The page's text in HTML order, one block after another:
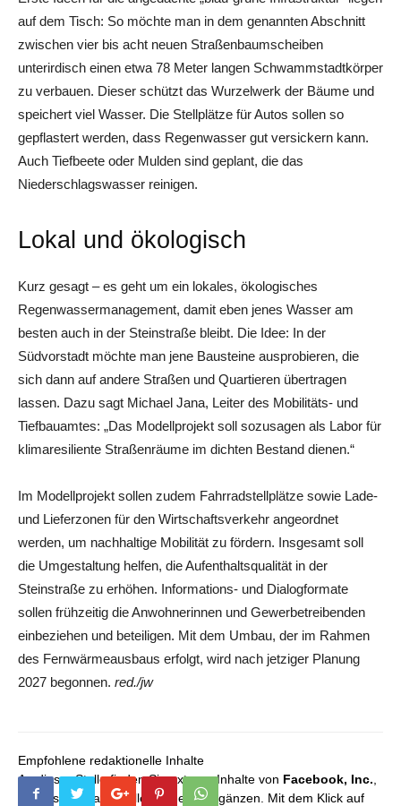
auf dem Tisch: So möchte man in dem genannten Abschnitt
zwischen vier bis acht neuen Straßenbaumscheiben
unterirdisch einen etwa 78 Meter langen Schwammstadtkörper
zu verbauen. Dieser schützt das Wurzelwerk der Bäume und
speichert viel Wasser. Die Stellplätze für Autos sollen so
gepflastert werden, dass Regenwasser gut versickern kann.
Auch Tiefbeete oder Mulden sind geplant, die das
Niederschlagswasser reinigen.
Lokal und ökologisch
Kurz gesagt – es geht um ein lokales, ökologisches
Regenwassermanagement, damit eben jenes Wasser am
besten auch in der Steinstraße bleibt. Die Idee: In der
Südvorstadt möchte man jene Bausteine ausprobieren, die
sich dann auf andere Straßen und Quartieren übertragen
lassen. Dazu sagt Michael Jana, Leiter des Mobilitäts- und
Tiefbauamtes: „Das Modellprojekt soll sozusagen als Labor für
klimaresiliente Straßenräume im dichten Bestand dienen.“
Im Modellprojekt sollen zudem Fahrradstellplätze sowie Lade-
und Lieferzonen für den Wirtschaftsverkehr angeordnet
werden, um nachhaltige Mobilität zu fördern. Insgesamt soll
die Umgestaltung helfen, die Aufenthaltsqualität in der
Steinstraße zu erhöhen. Informations- und Dialogformate
sollen frühzeitig die Anwohnerinnen und Gewerbetreibenden
einbeziehen und beteiligen. Mit dem Umbau, der im Rahmen
des Fernwärmeausbaus erfolgt, wird nach jetziger Planung
2027 begonnen. red./jw
Empfohlene redaktionelle Inhalte
An dieser Stelle finden Sie externe Inhalte von Facebook, Inc.
die unser redaktionelles Angebot ergänzen. Mit dem Klick auf